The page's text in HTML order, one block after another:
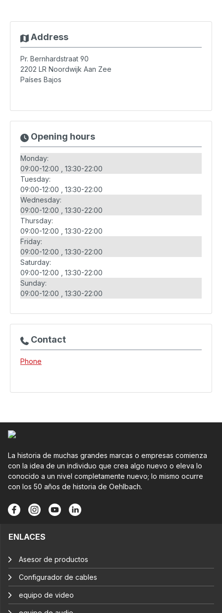
Address
Pr. Bernhardstraat 90
2202 LR Noordwijk Aan Zee
Países Bajos
Opening hours
Monday:
09:00-12:00
13:30-22:00
Tuesday:
09:00-12:00
13:30-22:00
Wednesday:
09:00-12:00
13:30-22:00
Thursday:
09:00-12:00
13:30-22:00
Friday:
09:00-12:00
13:30-22:00
Saturday:
09:00-12:00
13:30-22:00
Sunday:
09:00-12:00
13:30-22:00
Contact
Phone
La historia de muchas grandes marcas o empresas comienza
con la idea de un individuo que crea algo nuevo o eleva lo
conocido a un nivel completamente nuevo; lo mismo ocurre
con los 50 años de historia de Oehlbach.
ENLACES
Asesor de productos
Configurador de cables
equipo de video